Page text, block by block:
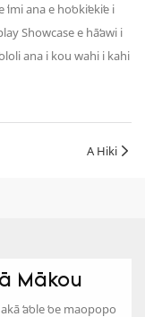
ana e hoʻokiʻekiʻe i
Showcase e hāʻawi i
ana i kou wahi i kahi
A Hiki
Mākou
ʻaʻole ʻoe maopopo